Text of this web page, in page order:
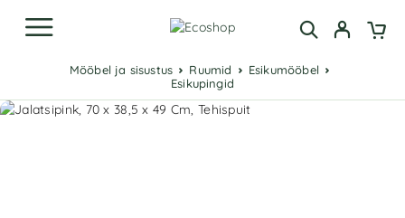
Mööbel ja sisustus Ruumid
Esikumööbel
Esikupingid